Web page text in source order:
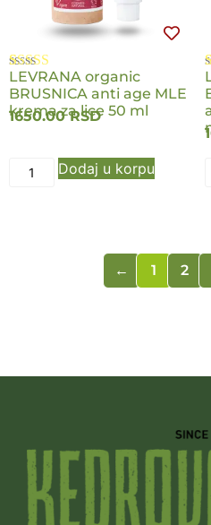
Ocenjeno
5.00od 5 na
osnovu
1
ocene kupca
LEVRANA organic
BRUSNICA anti age MLE
krema za lice 50 ml
1650.00RSD
Dodaj u korpu
1
← 1 2